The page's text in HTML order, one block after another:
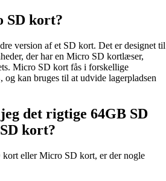
SD kort?
version af et SD kort. Det er designet til
der har en Micro SD kortlæser,
Micro SD kort fås i forskellige
og kan bruges til at udvide lagerpladsen
det rigtige 64GB SD
kort?
eller Micro SD kort, er der nogle